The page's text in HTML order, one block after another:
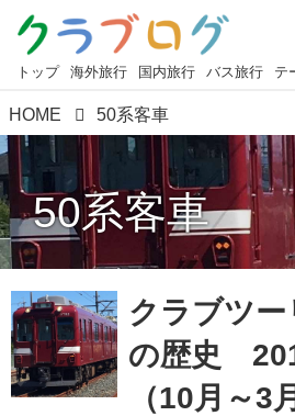
トップ 海外旅行 国内旅行 バス旅行 テ
HOME 50系客車
50系客車
クラブツ
の歴史
（10月～3